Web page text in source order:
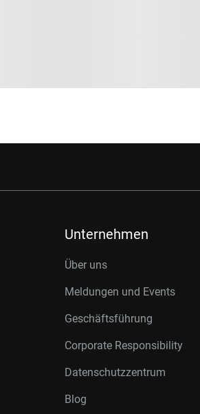
Unternehmen
Über uns
Meldungen und Events
Geschäftsführung
Corporate Responsibility
Datenschutzzentrum
Blog